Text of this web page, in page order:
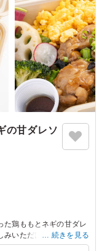
の甘ダレソ
た鶏ももとネギの甘ダレ
みいただけるお肉×野菜
続きを見る